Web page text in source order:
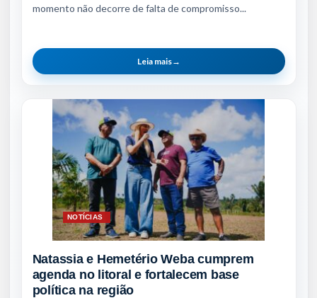
momento não decorre de falta de compromisso...
Leia mais→
NOTÍCIAS
Natassia e Hemetério Weba cumprem
agenda no litoral e fortalecem base
política na região